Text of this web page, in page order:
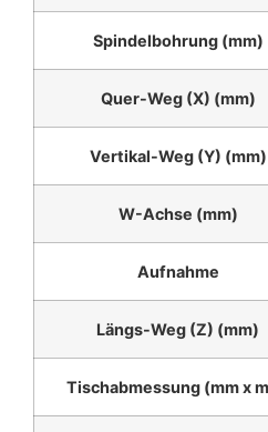
Spindelbohrung (mm)
Quer-Weg (X) (mm)
Vertikal-Weg (Y) (mm)
W-Achse (mm)
Aufnahme
Längs-Weg (Z) (mm)
Tischabmessung (mm x